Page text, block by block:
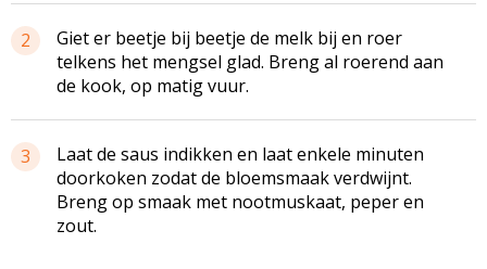
2
Giet er beetje bij beetje de melk bij en roer
telkens het mengsel glad. Breng al roerend aan
de kook, op matig vuur.
3
Laat de saus indikken en laat enkele minuten
doorkoken zodat de bloemsmaak verdwijnt.
Breng op smaak met nootmuskaat, peper en
zout.